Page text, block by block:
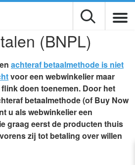
(BNPL)
achteraf betaalmethode is niet
voor een webwinkelier maar
doen toenemen. Door het
betaalmethode (of Buy Now
u als webwinkelier een
graag eerst de producten thuis
zij tot betaling over willen